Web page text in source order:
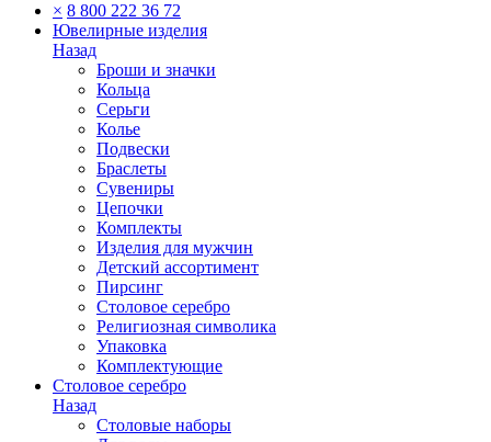
× 8 800 222 36 72
Ювелирные изделия
Назад
Броши и значки
Кольца
Серьги
Колье
Подвески
Браслеты
Сувениры
Цепочки
Комплекты
Изделия для мужчин
Детский ассортимент
Пирсинг
Столовое серебро
Религиозная символика
Упаковка
Комплектующие
Столовое серебро
Назад
Столовые наборы